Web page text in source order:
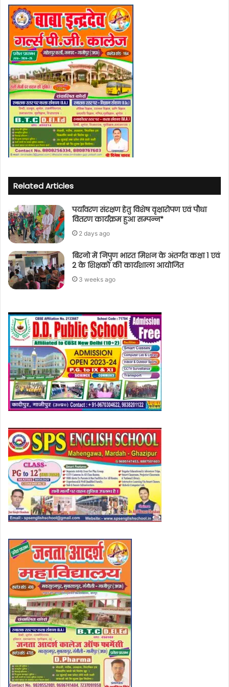
Related Articles
पर्यावरण संरक्षण हेतु विशेष वृक्षारोपण एवं पौधा
वितरण कार्यक्रम हुआ सम्पन्न*
2 days ago
बिरनो में निपुण भारत मिशन के अंतर्गत कक्षा 1 एवं
2 के शिक्षकों की कार्यशाला आयोजित
3 weeks ago